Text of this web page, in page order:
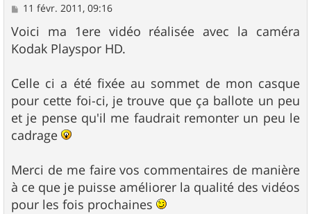
M
s
s
a
11 févr. 2011, 09:16
Voici ma 1ere vidéo réalisée avec la caméra
Kodak Playspor HD.
Celle ci a été fixée au sommet de mon casque
pour cette foi-ci, je trouve que ça ballote un peu
et je pense qu'il me faudrait remonter un peu le
cadrage
Merci de me faire vos commentaires de manière
à ce que je puisse améliorer la qualité des vidéos
pour les fois prochaines